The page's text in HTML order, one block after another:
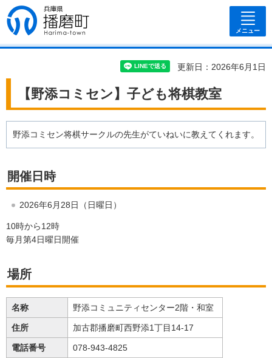
兵庫県 播磨
町
メニュー
更新日：2026年6月1日
【野添コミセン】子ども将棋教室
野添コミセン将棋サークルの先生がていねいに教えてくれます。
開催日時
2026年6月28日（日曜日）
10時から12時
毎月第4日曜日開催
場所
名称 野添コミュニティセンター2階・和室
住所 加古郡播磨町西野添1丁目14-17
電話番号 078-943-4825